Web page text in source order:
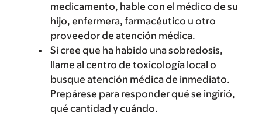
medicamento, hable con el médico de su
hijo, enfermera, farmacéutico u otro
proveedor de atención médica.
Si cree que ha habido una sobredosis,
llame al centro de toxicología local o
busque atención médica de inmediato.
Prepárese para responder qué se ingirió,
qué cantidad y cuándo.